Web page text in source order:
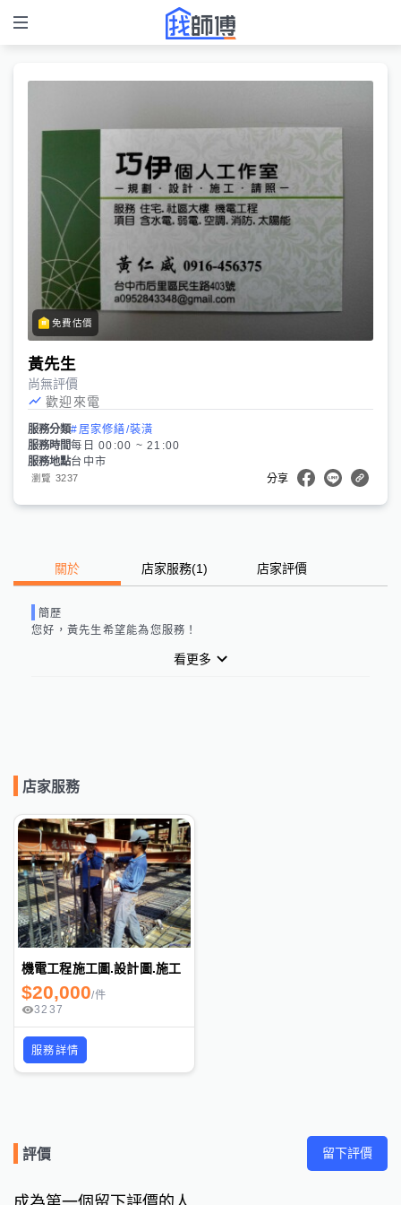
免費估價
黃先生
尚無評價
歡迎來電
服務分類#居家修繕/裝潢
服務時間每日 00:00 ~ 21:00
服務地點台中市
瀏覽 3237 分享
關於 店家服務(1) 店家評價
簡歷
您好， 黃先生 希望能為您服務！
看更多
店家服務
機電工程施工圖.設計圖.施工
$20,000/件
3237
服務詳情
評價 留下評價